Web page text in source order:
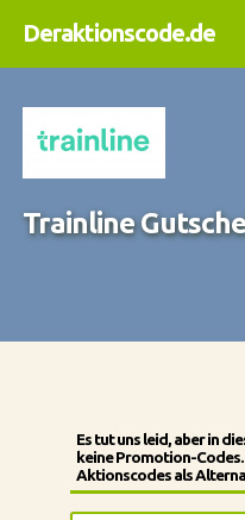
Deraktionscode.de
Trainline
Es tut uns leid, aber in
keine Promotion-
Aktionscodes als